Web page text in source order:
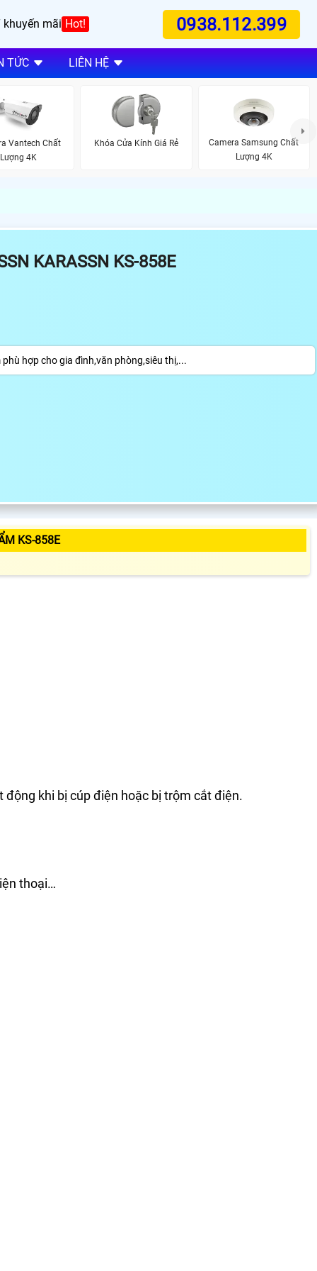
khuyến mãi Hot! 0938.112.399
TỨC LIÊN HỆ
Vantech Chất
Lượng 4K
Khóa Cửa Kính Giá Rẻ
Camera Samsung Chất
Lượng 4K
KARASSN KS-858E
hợp cho gia đình,văn phòng,siêu thị,...
KS-858E
khi bị cúp điện hoặc bị trộm cắt điện.
thoại…